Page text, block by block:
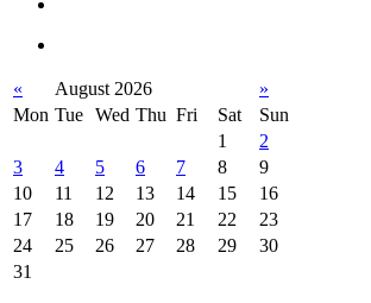
« August 2026
»
Mon Tue Wed Thu Fri Sat
Sun
1
2
3
4 5 6 7 8
9
10
11 12 13 14 15
16
17
18 19 20 21 22
23
24
25 26 27 28 29
30
31